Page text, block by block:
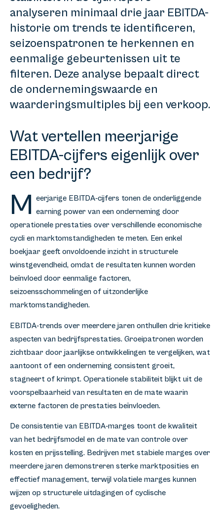
analyseren minimaal drie jaar EBITDA-
historie om trends te identificeren,
seizoenspatronen te herkennen en
eenmalige gebeurtenissen uit te
filteren. Deze analyse bepaalt direct
de ondernemingswaarde en
waarderingsmultiples bij een verkoop.
Wat vertellen meerjarige
EBITDA-cijfers eigenlijk over
een bedrijf?
M eerjarige EBITDA-cijfers tonen de onderliggende
earning power van een onderneming door
operationele prestaties over verschillende economische
cycli en marktomstandigheden te meten. Een enkel
boekjaar geeft onvoldoende inzicht in structurele
winstgevendheid, omdat de resultaten kunnen worden
beïnvloed door eenmalige factoren,
seizoensschommelingen of uitzonderlijke
marktomstandigheden.
EBITDA-trends over meerdere jaren onthullen drie kritieke
aspecten van bedrijfsprestaties. Groeipatronen worden
zichtbaar door jaarlijkse ontwikkelingen te vergelijken, wat
aantoont of een onderneming consistent groeit,
stagneert of krimpt. Operationele stabiliteit blijkt uit de
voorspelbaarheid van resultaten en de mate waarin
externe factoren de prestaties beïnvloeden.
De consistentie van EBITDA-marges toont de kwaliteit
van het bedrijfsmodel en de mate van controle over
kosten en prijsstelling. Bedrijven met stabiele marges over
meerdere jaren demonstreren sterke marktposities en
effectief management, terwijl volatiele marges kunnen
wijzen op structurele uitdagingen of cyclische
gevoeligheden.